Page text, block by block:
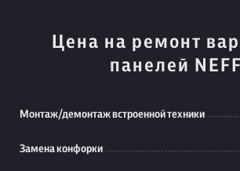
Цена на ремонт
панелей NEFF
Монтаж/демонтаж встроенной техники
Замена конфорки